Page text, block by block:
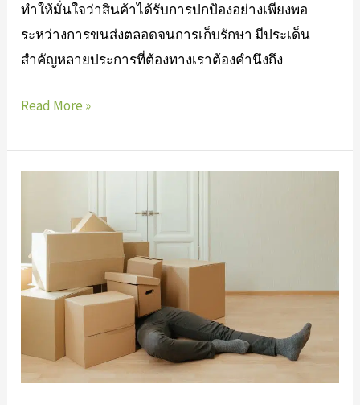
ทำให้มั่นใจว่าสินค้าได้รับการปกป้องอย่างเพียงพอ
ระหว่างการขนส่งตลอดจนการเก็บรักษา มีประเด็น
สำคัญหลายประการที่ต้องทางเราต้องคำนึงถึง
Read More »
กระดาษ
ลูกฟูก